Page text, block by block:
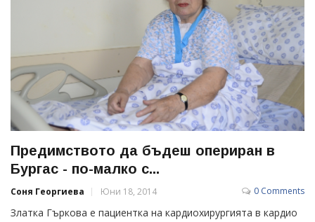
Предимството да бъдеш опериран в
Бургас - по-малко с...
Соня Георгиева Юни 18, 2014 0 Comments
Златка Гъркова е пациентка на кардиохирургията в кардио